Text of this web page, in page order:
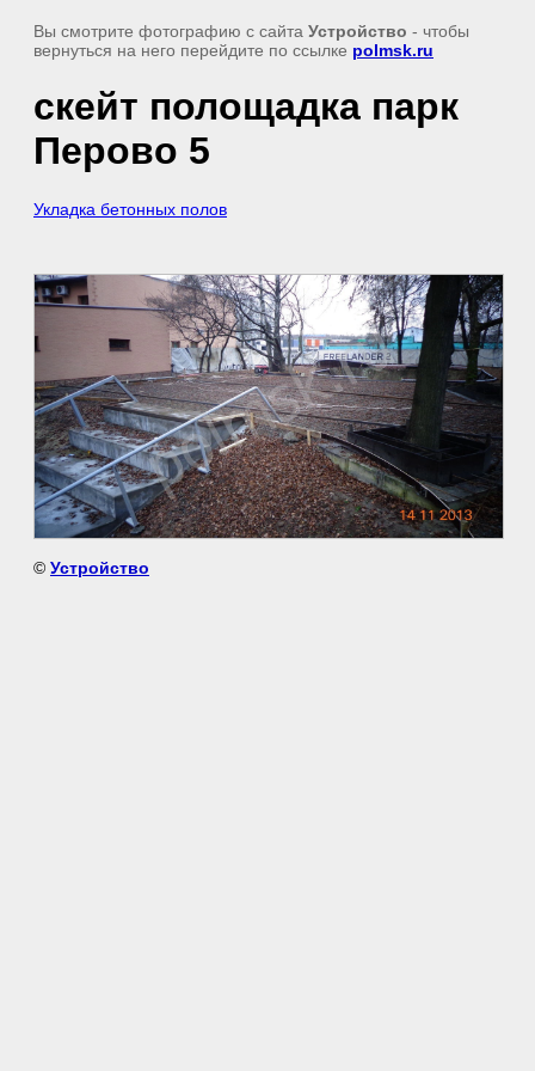
Вы смотрите фотографию с сайта Устройство - чтобы
вернуться на него перейдите по ссылке polmsk.ru
скейт полощадка парк
Перово 5
Укладка бетонных полов
© Устройство